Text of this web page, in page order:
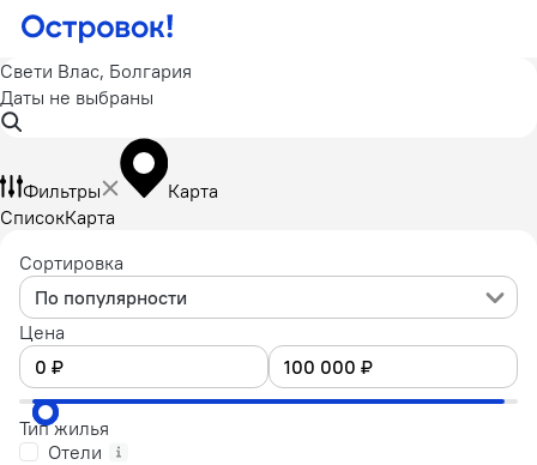
Свети Влас, Болгария
Даты не выбраны
Фильтры
Карта
СписокКарта
Сортировка
По популярности
Цена
Тип жилья
Отели